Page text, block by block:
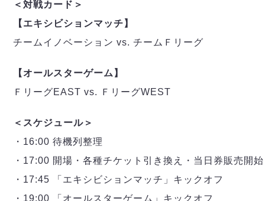
＜対戦カード＞
【エキシビションマッチ】
チームイノベーション vs. チームＦリーグ
【オールスターゲーム】
ＦリーグEAST vs. ＦリーグWEST
＜スケジュール＞
・16:00 待機列整理
・17:00 開場・各種チケット引き換え・当日券販売開始
・17:45 「エキシビションマッチ」キックオフ
・19:00 「オールスターゲーム」キックオフ